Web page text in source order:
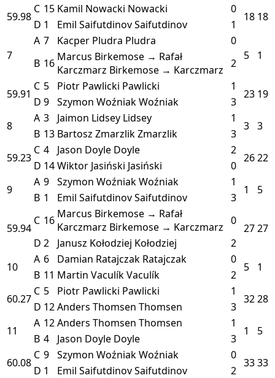
59.98
C 15 Kamil Nowacki Nowacki 0
18 18
D 1 Emil SaifutdinovSaifutdinov 1
7
A 7 Kacper Pludra Pludra
0
5
1
B 16 Marcus Birkemose → Rafał
Karczmarz Birkemose → Karczmarz 2
59.91
C 5 Piotr Pawlicki Pawlicki 1
23 19
D 9 Szymon WoźniakWoźniak
3
8
A 3 Jaimon Lidsey Lidsey 1
3 3
B 13 Bartosz ZmarzlikZmarzlik
3
59.23
C 4 Jason Doyle Doyle 2
2622
D 14Wiktor Jasiński Jasiński
0
9
A 9 Szymon WoźniakWoźniak 1
1 5
B 1 Emil SaifutdinovSaifutdinov 3
59.94
C 16 Marcus Birkemose → Rafał
Karczmarz Birkemose → Karczmarz 0
2727
D 2 Janusz Kołodziej Kołodziej
2
10
A 6 Damian Ratajczak Ratajczak 0
5 1
B 11 Martin VaculíkVaculík
2
60.27
C 5 Piotr Pawlicki Pawlicki 1
3228
D 12Anders Thomsen Thomsen
3
11
A 12Anders Thomsen Thomsen 1
1 5
B 4 Jason Doyle Doyle
3
60.08
C 9 Szymon WoźniakWoźniak 0
3333
D 1 Emil SaifutdinovSaifutdinov
2